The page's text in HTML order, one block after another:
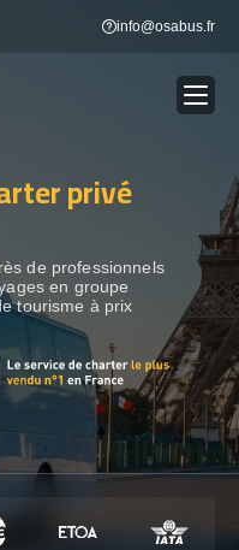
info@osabus.fr
Show dropdown
privé
de professionnels
en groupe
tourisme à prix